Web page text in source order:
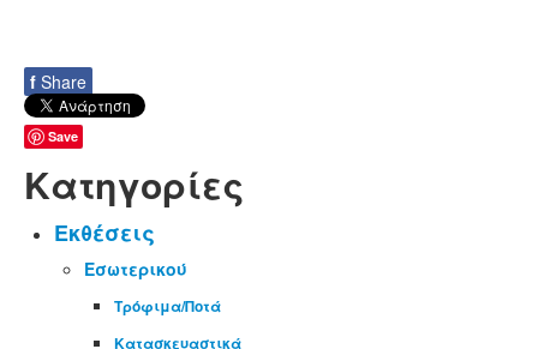
f Share
Save
Κατηγορίες
Εκθέσεις
Εσωτερικού
Τρόφιμα/Ποτά
Κατασκευαστικά